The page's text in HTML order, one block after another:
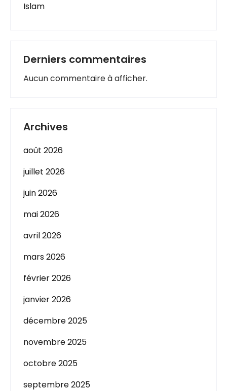
Islam
Derniers commentaires
Aucun commentaire à afficher.
Archives
août 2026
juillet 2026
juin 2026
mai 2026
avril 2026
mars 2026
février 2026
janvier 2026
décembre 2025
novembre 2025
octobre 2025
septembre 2025